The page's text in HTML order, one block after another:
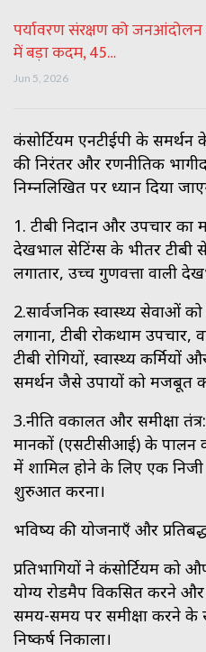
पर्यावरण संरक्षण को जनआंदोलन
में बड़ा कदम, 45…
Jun 5, 2026
कंसोर्टियम एनटीईपी के समर्थन
की निरंतर और रणनीतिक
निम्नलिखित पर ध्यान दिया
1. टीबी निदान और उपचार का
देखभाल सेटिंग्स के भीतर टीबी
लगातार, उच्च गुणवत्ता वाली
2.सार्वजनिक स्वास्थ्य सेवाओं
लगाना, टीबी रोकथाम
टीबी रोगियों, स्वास्थ्य
समर्थन जैसे उपायों को मजबूत
3.नीति वकालत और समीक्षा
मानकों (एसटीसीआई) के पालन
में शामिल होने के लिए एक निजी
शुरुआत करना।
भविष्य की योजनाएँ और
प्रतिभागियों ने कंसोर्टियम को
योग्य रोडमैप विकसित करने और
समय-समय पर समीक्षा करने के
निष्कर्ष निकाला।